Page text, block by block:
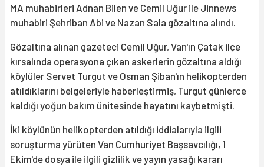
MA muhabirleri Adnan Bilen ve Cemil Uğur ile Jinnews
muhabiri Şehriban Abi ve Nazan Sala gözaltına alındı.
Gözaltına alınan gazeteci Cemil Uğur, Van'ın Çatak ilçe
kırsalında operasyona çıkan askerlerin gözaltına aldığı
köylüler Servet Turgut ve Osman Şiban'ın helikopterden
atıldıklarını belgeleriyle haberleştirmiş, Turgut günlerce
kaldığı yoğun bakım ünitesinde hayatını kaybetmişti.
İki köylünün helikopterden atıldığı iddialarıyla ilgili
soruşturma yürüten Van Cumhuriyet Başsavcılığı, 1
Ekim'de dosya ile ilgili gizlilik ve yayın yasağı kararı